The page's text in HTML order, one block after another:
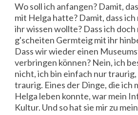
Wo soll ich anfangen? Damit,
mit Helga hatte? Damit, dass ich
ihr wissen wollte? Dass ich doch
g'scheiten Germteig mit ihr
Dass wir wieder einen
verbringen können? Nein, ich
nicht, ich bin einfach nur
traurig. Eines der Dinge, die ich
Helga leben konnte, war mein
Kultur. Und so hat sie mir zu